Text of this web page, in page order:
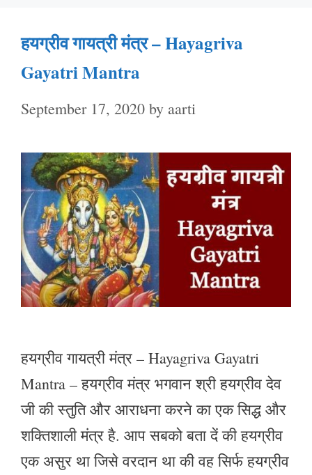
हयग्रीव गायत्री मंत्र – Hayagriva
Gayatri Mantra
September 17, 2020 by aarti
हयग्रीव गायत्री मंत्र – Hayagriva Gayatri
Mantra – हयग्रीव मंत्र भगवान श्री हयग्रीव देव
जी की स्तुति और आराधना करने का एक सिद्ध और
शक्तिशाली मंत्र है. आप सबको बता दें की हयग्रीव
एक असुर था जिसे वरदान था की वह सिर्फ हयग्रीव